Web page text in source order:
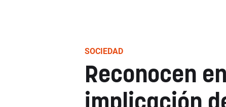
SOCIEDAD
Reconocen